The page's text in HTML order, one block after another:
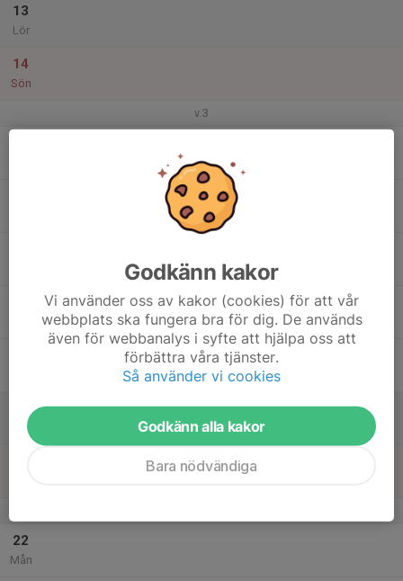
13
Lör
14
Sön
v.3
Lör
22
Mån
Godkänn kakor
Vi använder oss av kakor (cookies) för att vår
webbplats ska fungera bra för dig. De används
även för webbanalys i syfte att hjälpa oss att
förbättra våra tjänster.
Så använder vi cookies
Godkänn alla kakor
Bara nödvändiga